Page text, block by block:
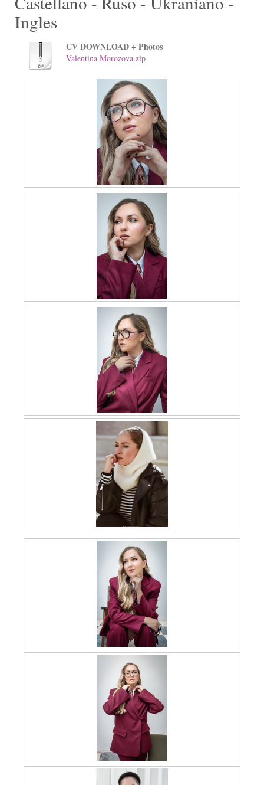
Ingles
CV DOWNLOAD + Photos
Valentina Morozova.zip